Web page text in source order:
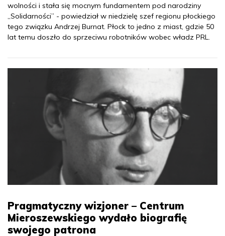
wolności i stała się mocnym fundamentem pod narodziny
„Solidarności” - powiedział w niedzielę szef regionu płockiego
tego związku Andrzej Burnat. Płock to jedno z miast, gdzie 50
lat temu doszło do sprzeciwu robotników wobec władz PRL.
Pragmatyczny wizjoner – Centrum
Mieroszewskiego wydało biografię
swojego patrona